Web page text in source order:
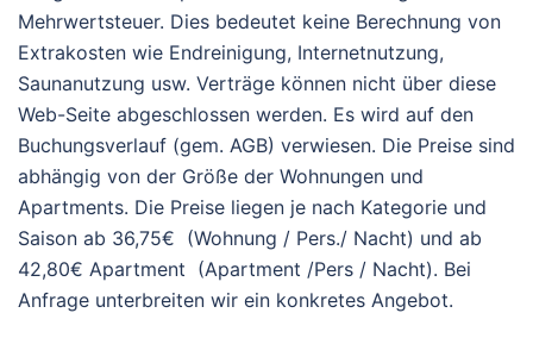
Mehrwertsteuer. Dies bedeutet keine Berechnung von
Extrakosten wie Endreinigung, Internetnutzung,
Saunanutzung usw. Verträge können nicht über diese
Web-Seite abgeschlossen werden. Es wird auf den
Buchungsverlauf (gem. AGB) verwiesen. Die Preise sind
abhängig von der Größe der Wohnungen und
Apartments. Die Preise liegen je nach Kategorie und
Saison ab 36,75€ (Wohnung / Pers./ Nacht) und ab
42,80€ Apartment (Apartment /Pers / Nacht). Bei
Anfrage unterbreiten wir ein konkretes Angebot.